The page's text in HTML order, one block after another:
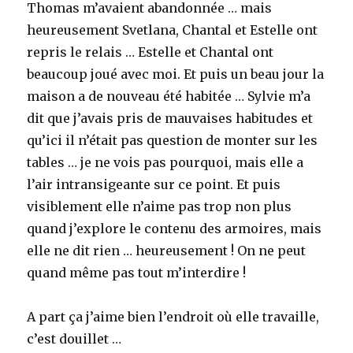
Thomas m’avaient abandonnée … mais
heureusement Svetlana, Chantal et Estelle ont
repris le relais … Estelle et Chantal ont
beaucoup joué avec moi. Et puis un beau jour la
maison a de nouveau été habitée … Sylvie m’a
dit que j’avais pris de mauvaises habitudes et
qu’ici il n’était pas question de monter sur les
tables … je ne vois pas pourquoi, mais elle a
l’air intransigeante sur ce point. Et puis
visiblement elle n’aime pas trop non plus
quand j’explore le contenu des armoires, mais
elle ne dit rien … heureusement ! On ne peut
quand même pas tout m’interdire !
A part ça j’aime bien l’endroit où elle travaille,
c’est douillet …